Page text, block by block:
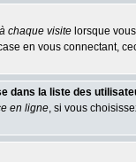
chaque visite lorsque
en vous connectant,
dans la liste des
en ligne, si vous